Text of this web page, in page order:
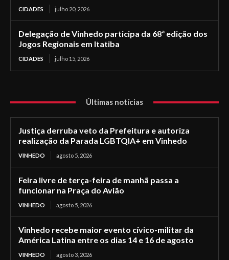
CIDADES julho 20, 2026
Delegação de Vinhedo participa da 68ª edição dos
Jogos Regionais em Itatiba
CIDADES julho 15, 2026
Últimas notícias
Justiça derruba veto da Prefeitura e autoriza
realização da Parada LGBTQIA+ em Vinhedo
VINHEDO agosto 5, 2026
Feira livre de terça-feira de manhã passa a
funcionar na Praça do Avião
VINHEDO agosto 5, 2026
Vinhedo recebe maior evento cívico-militar da
América Latina entre os dias 14 e 16 de agosto
VINHEDO agosto 3, 2026